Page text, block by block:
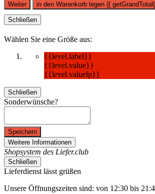
Weiter in den Warenkorb legen {{
Schließen
Wählen Sie eine Größe aus:
{{level.label}}
{{level.value}}
{{level.valuelp}}
Schließen
Sonderwünsche?
Speichern
Weitere Informationen
Shopsystem des Liefer.club
Schließen
Lieferdienst lässt grüßen
Unsere Öffnungszeiten sind: von 12:30 bis